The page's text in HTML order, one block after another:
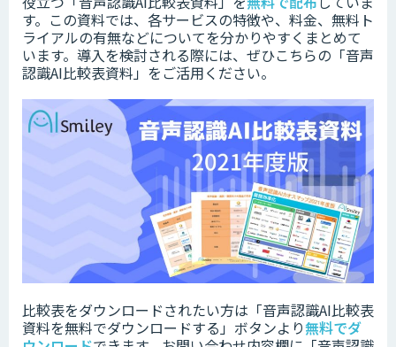
す。この資料では、各サービスの特徴や、料金、無料ト
ライアルの有無などについてを分かりやすくまとめて
います。 導入を検討される際には、ぜひこちらの「音声
認識AI比較表資料」をご活用ください。
比較表をダウンロードされたい方は「音声認識AI比較表
資料を無料でダウンロードする」ボタンより無料でダ